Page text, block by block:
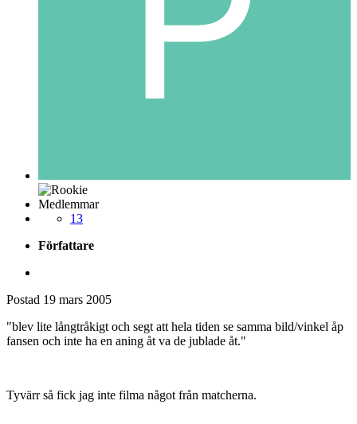
Medlemmar
13
Författare
Postad 19 mars 2005
"blev lite långtråkigt och segt att hela tiden se samma bild/vinkel åp
fansen och inte ha en aning åt va de jublade åt."
Tyvärr så fick jag inte filma något från matcherna.